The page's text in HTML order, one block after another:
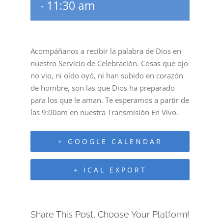
- 11:30 am
Acompáñanos a recibir la palabra de Dios en
nuestro Servicio de Celebración. Cosas que ojo
no vio, ni oído oyó, ni han subido en corazón
de hombre, son las que Dios ha preparado
para los que le aman. Te esperamos a partir de
las 9:00am en nuestra Transmisión En Vivo.
+ GOOGLE CALENDAR
+ ICAL EXPORT
Share This Post, Choose Your Platform!